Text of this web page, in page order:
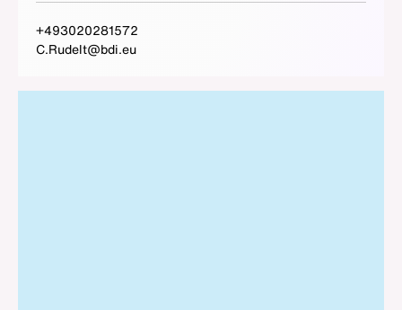
+493020281572
C.Rudelt@bdi.eu